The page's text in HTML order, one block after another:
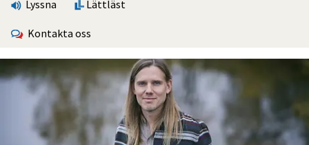
Lyssna Lättläst
Kontakta oss